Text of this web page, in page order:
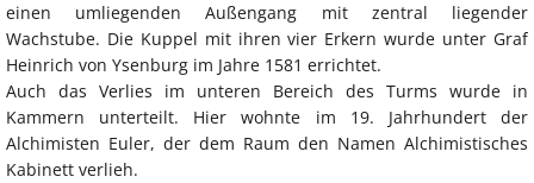
einen umliegenden Außengang mit zentral liegender
Wachstube. Die Kuppel mit ihren vier Erkern wurde unter Graf
Heinrich von Ysenburg im Jahre 1581 errichtet.
Auch das Verlies im unteren Bereich des Turms wurde in
Kammern unterteilt. Hier wohnte im 19. Jahrhundert der
Alchimisten Euler, der dem Raum den Namen Alchimistisches
Kabinett verlieh.